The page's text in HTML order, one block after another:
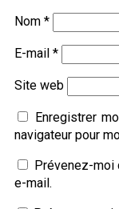
Nom *
E-mail *
Site web
Enregistrer
navigateur pour
Prévenez-moi
e-mail.